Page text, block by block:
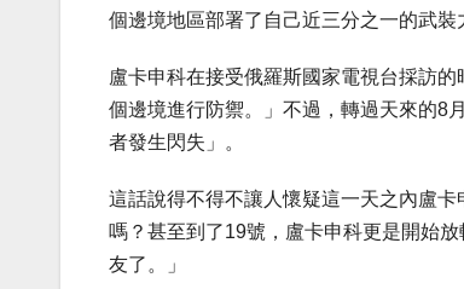
個邊境地區部署了自己近三分之一的武裝
盧卡申科在接受俄羅斯國家電視台採訪
個邊境進行防禦。」不過，轉過天來的8
者發生閃失」。
這話說得不得不讓人懷疑這一天之內盧
嗎？甚至到了19號，盧卡申科更是開始
友了。」